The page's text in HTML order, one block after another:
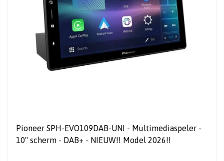
Pioneer SPH-EVO109DAB-UNI - Multimediaspeler -
10" scherm - DAB+ - NIEUW!! Model 2026!!